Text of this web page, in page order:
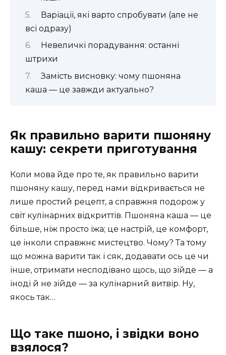
Варіації, які варто спробувати (але не
всі одразу)
Невеличкі порадування: останні
штрихи
Замість висновку: чому пшоняна
каша — це завжди актуально?
Як правильно варити пшоняну
кашу: секрети приготування
Коли мова йде про те, як правильно варити
пшоняну кашу, перед нами відкривається не
лише простий рецепт, а справжня подорож у
світ кулінарних відкриттів. Пшоняна каша — це
більше, ніж просто їжа; це настрій, це комфорт,
це інколи справжнє мистецтво. Чому? Та тому
що можна варити так і сяк, додавати ось це чи
інше, отримати несподівано щось, що зійде — а
іноді й не зійде — за кулінарний витвір. Ну,
якось так…
Що таке пшоно, і звідки воно
взялося?